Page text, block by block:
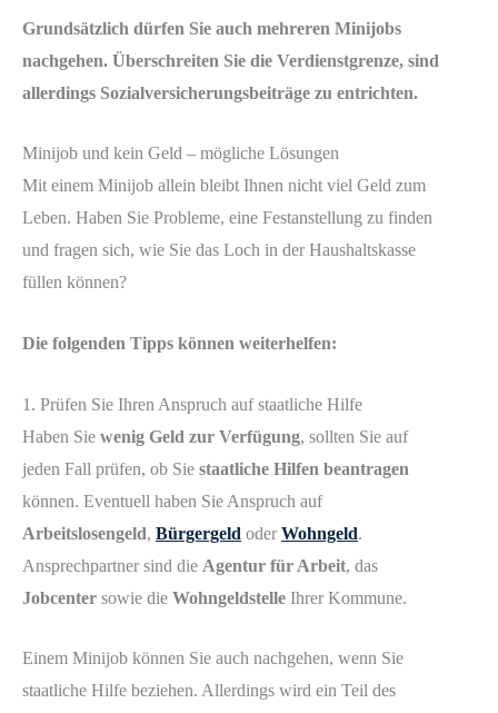
Grundsätzlich dürfen Sie auch mehreren Minijobs
nachgehen. Überschreiten Sie die Verdienstgrenze, sind
allerdings Sozialversicherungsbeiträge zu entrichten.
Minijob und kein Geld – mögliche Lösungen
Mit einem Minijob allein bleibt Ihnen nicht viel Geld zum
Leben. Haben Sie Probleme, eine Festanstellung zu finden
und fragen sich, wie Sie das Loch in der Haushaltskasse
füllen können?
Die folgenden Tipps können weiterhelfen:
1. Prüfen Sie Ihren Anspruch auf staatliche Hilfe
Haben Sie wenig Geld zur Verfügung, sollten Sie auf
jeden Fall prüfen, ob Sie staatliche Hilfen beantragen
können. Eventuell haben Sie Anspruch auf
Arbeitslosengeld, Bürgergeld oder Wohngeld.
Ansprechpartner sind die Agentur für Arbeit, das
Jobcenter sowie die Wohngeldstelle Ihrer Kommune.
Einem Minijob können Sie auch nachgehen, wenn Sie
staatliche Hilfe beziehen. Allerdings wird ein Teil des